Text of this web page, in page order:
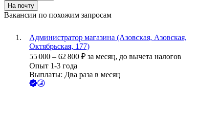
На почту
Вакансии по похожим запросам
Администратор магазина (Азовская, Азовская,
Октябрьская, 177)
55 000 – 62 800 ₽ за месяц, до вычета налогов
Опыт 1-3 года
Выплаты: Два раза в месяц